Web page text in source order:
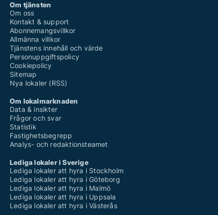
Om tjänsten
Om oss
Kontakt & support
Abonnemangsvillkor
Allmänna villkor
Tjänstens innehåll och värde
Personuppgiftspolicy
Cookiepolicy
Sitemap
Nya lokaler (RSS)
Om lokalmarknaden
Data & insikter
Frågor och svar
Statistik
Fastighetsbegrepp
Analys- och redaktionsteamet
Lediga lokaler i Sverige
Lediga lokaler att hyra i Stockholm
Lediga lokaler att hyra i Göteborg
Lediga lokaler att hyra i Malmö
Lediga lokaler att hyra i Uppsala
Lediga lokaler att hyra i Västerås